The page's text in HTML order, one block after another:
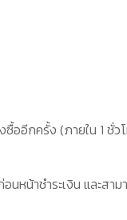
ซื้ออีกครั้ง (ภายใน 1
น้าชำระเงิน และสาม